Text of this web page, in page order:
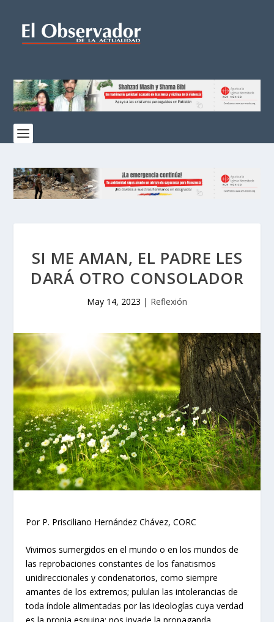
SI ME AMAN, EL PADRE LES
DARÁ OTRO CONSOLADOR
May 14, 2023 | Reflexión
Por P. Prisciliano Hernández Chávez, CORC
Vivimos sumergidos en el mundo o en los mundos de
las reprobaciones constantes de los fanatismos
unidireccionales y condenatorios, como siempre
amantes de los extremos; pululan las intolerancias de
toda índole alimentadas por las ideologías cuya verdad